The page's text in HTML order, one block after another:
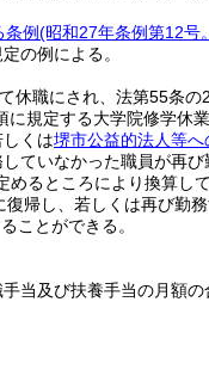
例(昭和27年条例第12号
の例による。
休職にされ、法第55条
に規定する大学院修学休
しくは堺市公益的法人等
ていなかった職員が再
めるところにより換算し
帰し、若しくは再び勤
ことができる。
当及び扶養手当の月額